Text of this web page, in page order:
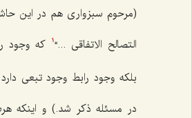
(مرحوم سبزوارى هم در این
التصالح الاتفاقی ...“
1
که وجود
بلکه وجود رابط وجود تبعى
در مسئله ذکر شد.) و اینکه